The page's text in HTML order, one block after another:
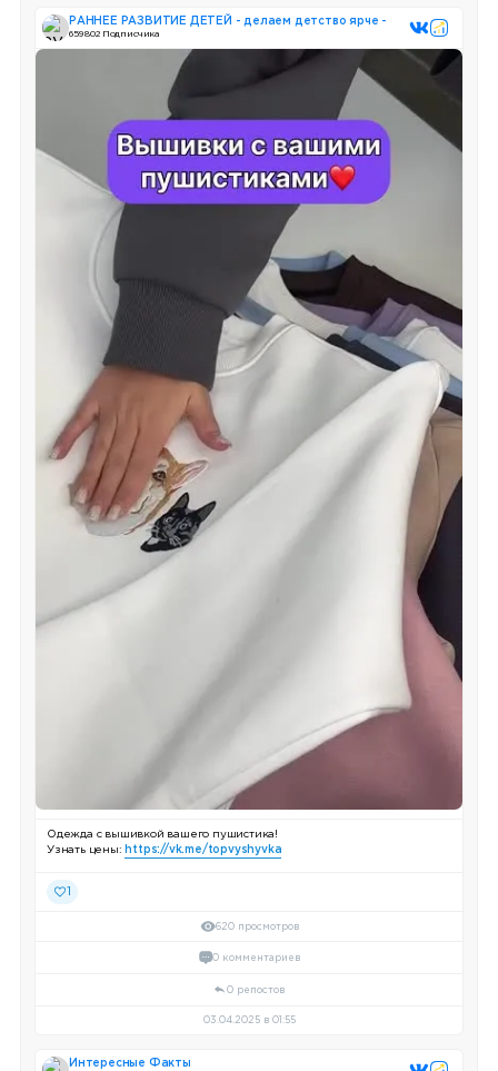
РАННЕЕ РАЗВИТИЕ ДЕТЕЙ - делаем детство ярче -
659 802 Подписчика
Одежда с вышивкой вашего пушистика!
Узнать цены: https://vk.me/topvyshyvka
1
620 просмотров
0 комментариев
0 репостов
03.04.2025 в 01:55
Интересные Факты